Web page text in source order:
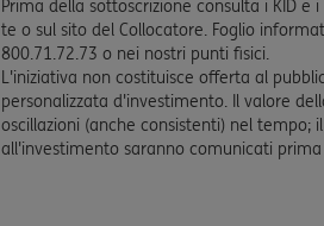
Prima della sottoscrizione consulta i KID
te o sul sito del Collocatore. Foglio
800.71.72.73 o nei nostri punti fisici.
L'iniziativa non costituisce offerta al
personalizzata d'investimento. Il valore
oscillazioni (anche consistenti) nel
all'investimento saranno comunicati